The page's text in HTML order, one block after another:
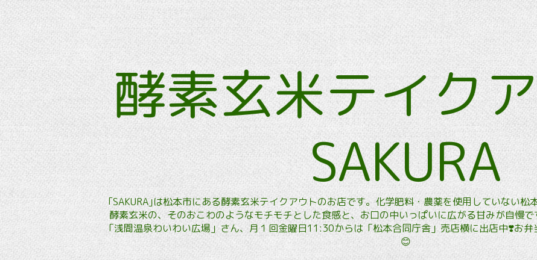
酵素玄米テイ
SAKURA
｢SAKURA｣は松本市にある酵素玄米テイクアウトのお店です。化学肥料・農薬を使用していない
酵素玄米の、そのおこわのようなモチモチとした食感と、お口の中いっぱいに広がる甘みが自慢
「浅間温泉わいわい広場」さん、月１回金曜日11:30からは「松本合同庁舎」売店横に出店中❣️お
😊